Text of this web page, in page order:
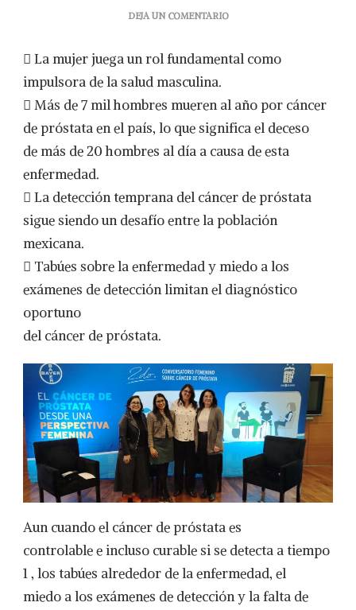
DEJA UN COMENTARIOEN
LA
FAVOR
DE
LA
PREVENCIÓN
DEL
DE
 La mujer juega un rol fundamental como
impulsora de la salud masculina.
 Más de 7 mil hombres mueren al año por cáncer
de próstata en el país, lo que significa el deceso
de más de 20 hombres al día a causa de esta
enfermedad.
 La detección temprana del cáncer de próstata
sigue siendo un desafío entre la población
mexicana.
 Tabúes sobre la enfermedad y miedo a los
exámenes de detección limitan el diagnóstico
oportuno
del cáncer de próstata.
Aun cuando el cáncer de próstata es
controlable e incluso curable si se detecta a tiempo
1 , los tabúes alrededor de la enfermedad, el
miedo a los exámenes de detección y la falta de